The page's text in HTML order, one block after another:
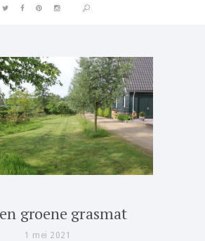
groene grasmat
1 mei 2021